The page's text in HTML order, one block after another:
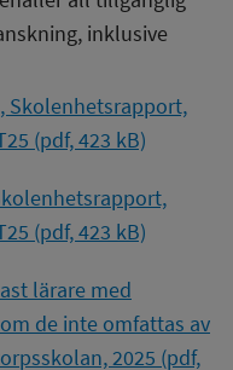
inklusive
Skolenhetsrapport,
(pdf, 423 kB)
(pdf, 423 kB)
lärare med
de inte omfattas av
2025 (pdf,